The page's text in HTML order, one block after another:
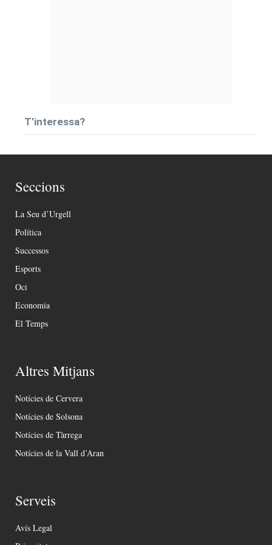
T’interessa?
Seccions
La Seu d’Urgell
Política
Successos
Esports
Oci
Economia
El Temps
Altres Mitjans
Notícies de Cervera
Notícies de Solsona
Notícies de Tàrrega
Notícies de la Vall d’Aran
Serveis
Avís Legal